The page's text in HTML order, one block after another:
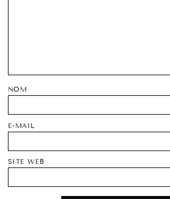
NOM
E-MAIL
SITE WEB